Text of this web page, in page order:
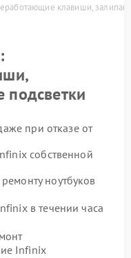
клавиши,
подсветки
при отказе от
собственной
ноутбуков
в течении часа
Infinix